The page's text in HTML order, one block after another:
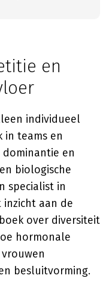
en
individueel
in teams en
dominantie en
biologische
specialist in
aan de
over diversiteit
hormonale
besluitvorming.